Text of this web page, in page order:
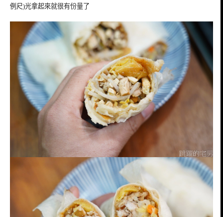
例尺)光拿起來就很有份量了